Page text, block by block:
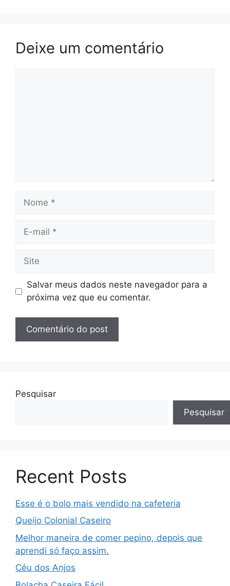
Deixe um comentário
Nome
Site
Salvar meus dados neste navegador para a
próxima vez que eu comentar.
Pesquisar
Pesquisar
Recent Posts
Esse é o bolo mais vendido na cafeteria
Queijo Colonial Caseiro
Melhor maneira de comer pepino, depois que
aprendi só faço assim.
Céu dos Anjos